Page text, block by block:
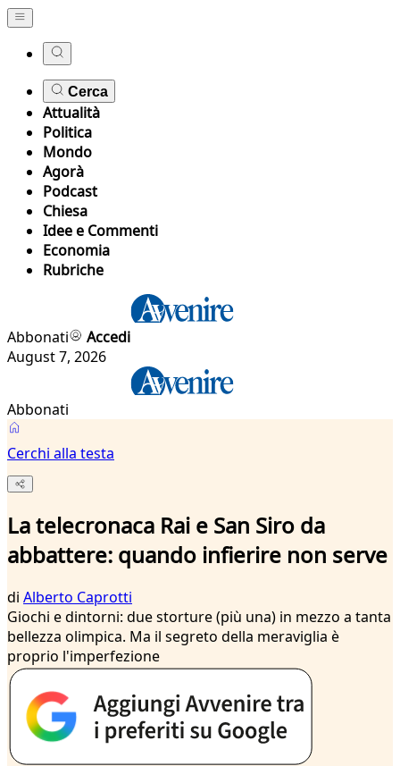
Cerca
Attualità
Politica
Mondo
Agorà
Podcast
Chiesa
Idee e Commenti
Economia
Rubriche
Abbonati
Accedi
August 7, 2026
Abbonati
Cerchi alla testa
La telecronaca Rai e San Siro da
abbattere: quando infierire non serve
di Alberto Caprotti
Giochi e dintorni: due storture (più una) in mezzo a tanta
bellezza olimpica. Ma il segreto della meraviglia è
proprio l'imperfezione